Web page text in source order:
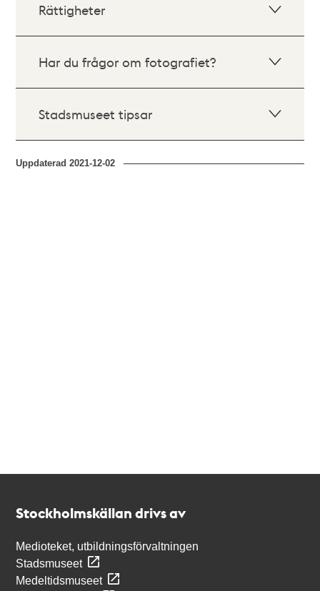
Rättigheter
Har du frågor om fotografiet?
Stadsmuseet tipsar
Uppdaterad2021-12-02
Stockholmskällan drivs av
Medioteket, utbildningsförvaltningen
Stadsmuseet
Medeltidsmuseet